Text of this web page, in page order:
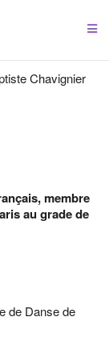
Chavignier
membre
au grade de
de Danse de